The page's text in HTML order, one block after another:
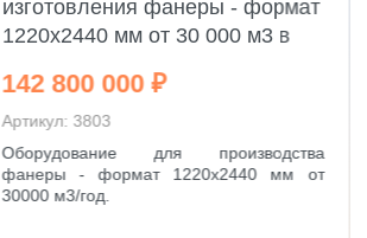
изготовления фанеры - формат
1220х2440 мм от 30 000 м3 в
142 800 000 ₽
Артикул: 3803
Оборудование для производства
фанеры - формат 1220x2440 мм от
30000 м3/год.